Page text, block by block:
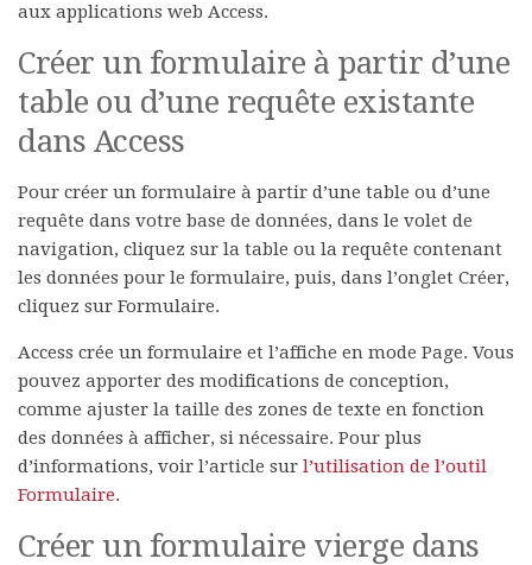
aux applications web Access.
Créer un formulaire à partir d’une
table ou d’une requête existante
dans Access
Pour créer un formulaire à partir d’une table ou d’une
requête dans votre base de données, dans le volet de
navigation, cliquez sur la table ou la requête contenant
les données pour le formulaire, puis, dans l’onglet Créer,
cliquez sur Formulaire.
Access crée un formulaire et l’affiche en mode Page. Vous
pouvez apporter des modifications de conception,
comme ajuster la taille des zones de texte en fonction
des données à afficher, si nécessaire. Pour plus
d’informations, voir l’article sur l’utilisation de l’outil
Formulaire.
Créer un formulaire vierge dans